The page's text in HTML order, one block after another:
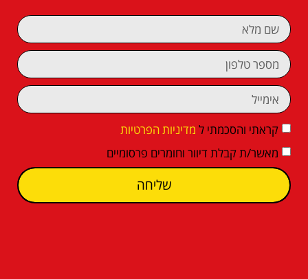
קראתי והסכמתי ל מדיניות הפרטיות
מאשר/ת קבלת דיוור וחומרים פרסומיים
שליחה